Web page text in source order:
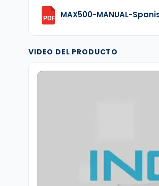
PDF MAX500-MANUAL-
VIDEO DEL PRODUCTO